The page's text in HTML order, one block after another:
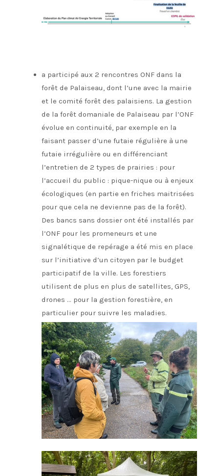
a participé aux 2 rencontres ONF dans la
forêt de Palaiseau, dont l’une avec la mairie
et le comité forêt des palaisiens. La gestion
de la forêt domaniale de Palaiseau par l’ONF
évolue en continuité, par exemple en la
faisant passer d’une futaie régulière à une
futaie irrégulière ou en différenciant
l’entretien de 2 types de prairies : pour
l’accueil du public : pique-nique ou à enjeux
écologiques (en partie en friches maitrisées
pour que cela ne devienne pas de la forêt).
Des bancs sans dossier ont été installés par
l’ONF pour les promeneurs et une
signalétique de repérage a été mis en place
sur l’initiative d’un citoyen par le budget
participatif de la ville. Les forestiers
utilisent de plus en plus de satellites, GPS,
drones … pour la gestion forestière, en
particulier pour suivre les maladies.